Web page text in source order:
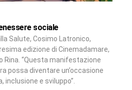
sociale
Salute, Cosimo Latronico,
edizione di Cinemadamare,
Rina. “Questa manifestazione
possa diventare un’occasione
inclusione e sviluppo”.